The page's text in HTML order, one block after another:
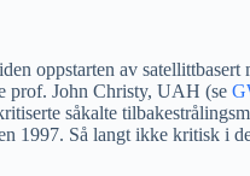
oppstarten av
prof. John Christy, UAH (se
såkalte
Så langt ikke kritisk i